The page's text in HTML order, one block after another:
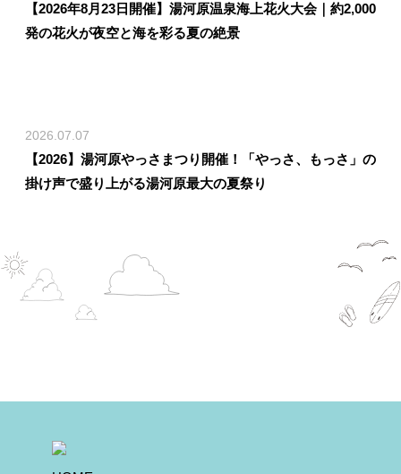
【2026年8月23日開催】湯河原温泉海上花火大会｜約2,000
発の花火が夜空と海を彩る夏の絶景
2026.07.07
【2026】湯河原やっさまつり開催！「やっさ、もっさ」の
掛け声で盛り上がる湯河原最大の夏祭り